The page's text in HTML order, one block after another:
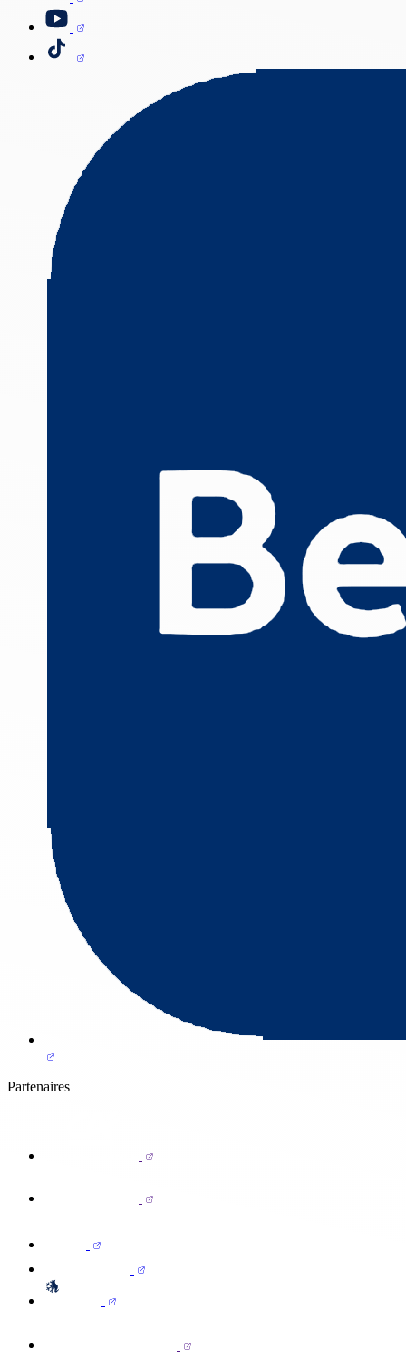
Partenaires